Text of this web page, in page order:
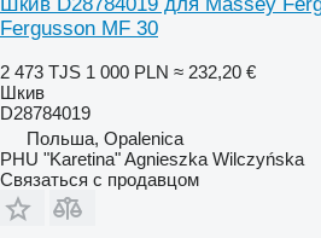
Fergusson MF 30
2 473 TJS 1 000 PLN ≈ 232,20 €
Шкив
D28784019
Польша, Opalenica
PHU "Karetina" Agnieszka Wilczyńska
Связаться с продавцом